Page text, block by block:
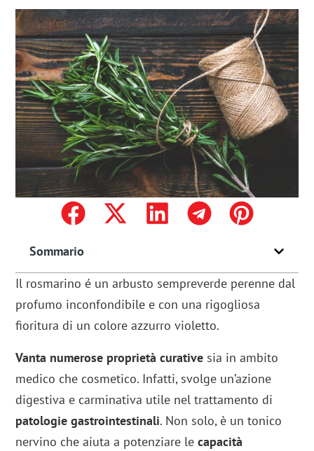
Sommario
Il rosmarino é un arbusto sempreverde perenne dal
profumo inconfondibile e con una rigogliosa
fioritura di un colore azzurro violetto.
Vanta numerose proprietà curative sia in ambito
medico che cosmetico. Infatti, svolge un’azione
digestiva e carminativa utile nel trattamento di
patologie gastrointestinali. Non solo, è un tonico
nervino che aiuta a potenziare lecapacità